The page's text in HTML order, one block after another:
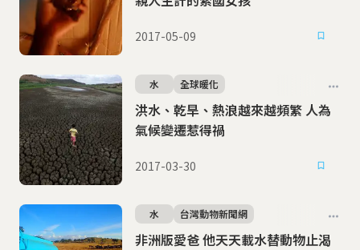
2017-05-09
洪水、乾旱、熱浪越來越頻繁 人為
氣候變遷惹得禍
水 全球暖化
2017-03-30
非洲版愛爸 他天天載水替動物止渴
水 台灣動物新聞網